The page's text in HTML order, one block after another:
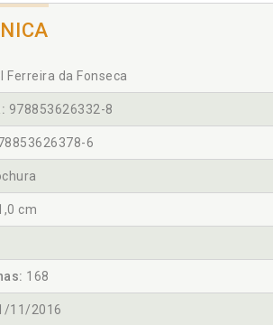
Ferreira da Fonseca
978853626332-8
6
cm
168
11/2016